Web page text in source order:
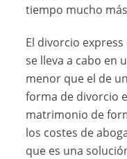
tiempo mucho
El divorcio
se lleva a cabo en
menor que el de
forma de divorcio
matrimonio de
los costes de
que es una